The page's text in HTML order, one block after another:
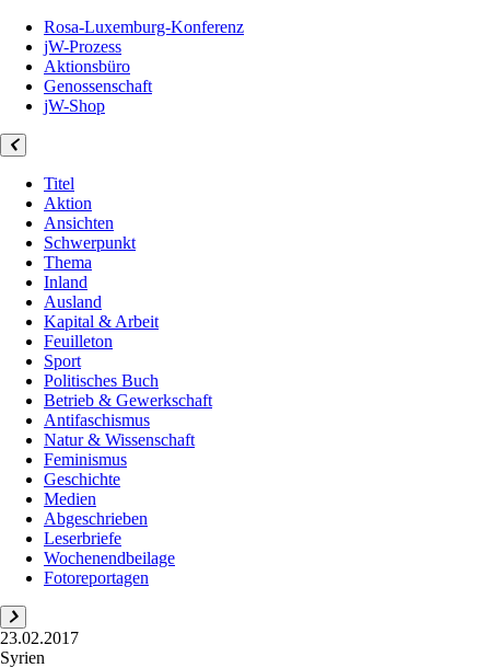
Rosa-Luxemburg-Konferenz
jW-Prozess
Aktionsbüro
Genossenschaft
jW-Shop
Titel
Aktion
Ansichten
Schwerpunkt
Thema
Inland
Ausland
Kapital & Arbeit
Feuilleton
Sport
Politisches Buch
Betrieb & Gewerkschaft
Antifaschismus
Natur & Wissenschaft
Feminismus
Geschichte
Medien
Abgeschrieben
Leserbriefe
Wochenendbeilage
Fotoreportagen
23.02.2017
Syrien